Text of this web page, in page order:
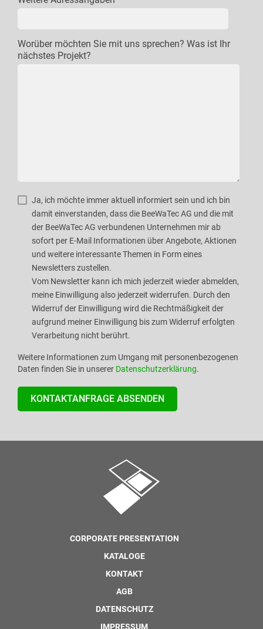
Worüber möchten Sie mit uns sprechen? Was ist Ihr
nächstes Projekt?
Ja, ich möchte immer aktuell informiert sein und ich bin
damit einverstanden, dass die BeeWaTec AG und die mit
der BeeWaTec AG verbundenen Unternehmen mir ab
sofort per E-Mail Informationen über Angebote, Aktionen
und weitere interessante Themen in Form eines
Newsletters zustellen.
Vom Newsletter kann ich mich jederzeit wieder abmelden,
meine Einwilligung also jederzeit widerrufen. Durch den
Widerruf der Einwilligung wird die Rechtmäßigkeit der
aufgrund meiner Einwilligung bis zum Widerruf erfolgten
Verarbeitung nicht berührt.
Weitere Informationen zum Umgang mit personenbezogenen
Daten finden Sie in unserer Datenschutzerklärung.
CORPORATE PRESENTATION
KATALOGE
KONTAKT
AGB
DATENSCHUTZ